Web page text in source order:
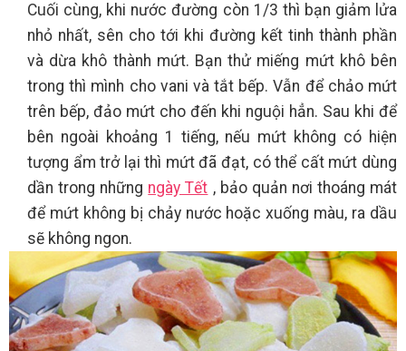
Cuối cùng, khi nước đường còn 1/3 thì bạn giảm lửa
nhỏ nhất, sên cho tới khi đường kết tinh thành phần
và dừa khô thành mứt. Bạn thử miếng mứt khô bên
trong thì mình cho vani và tắt bếp. Vẫn để chảo mứt
trên bếp, đảo mứt cho đến khi nguội hẳn. Sau khi để
bên ngoài khoảng 1 tiếng, nếu mứt không có hiện
tượng ẩm trở lại thì mứt đã đạt, có thể cất mứt dùng
dần trong những ngày Tết , bảo quản nơi thoáng mát
để mứt không bị chảy nước hoặc xuống màu, ra dầu
sẽ không ngon.